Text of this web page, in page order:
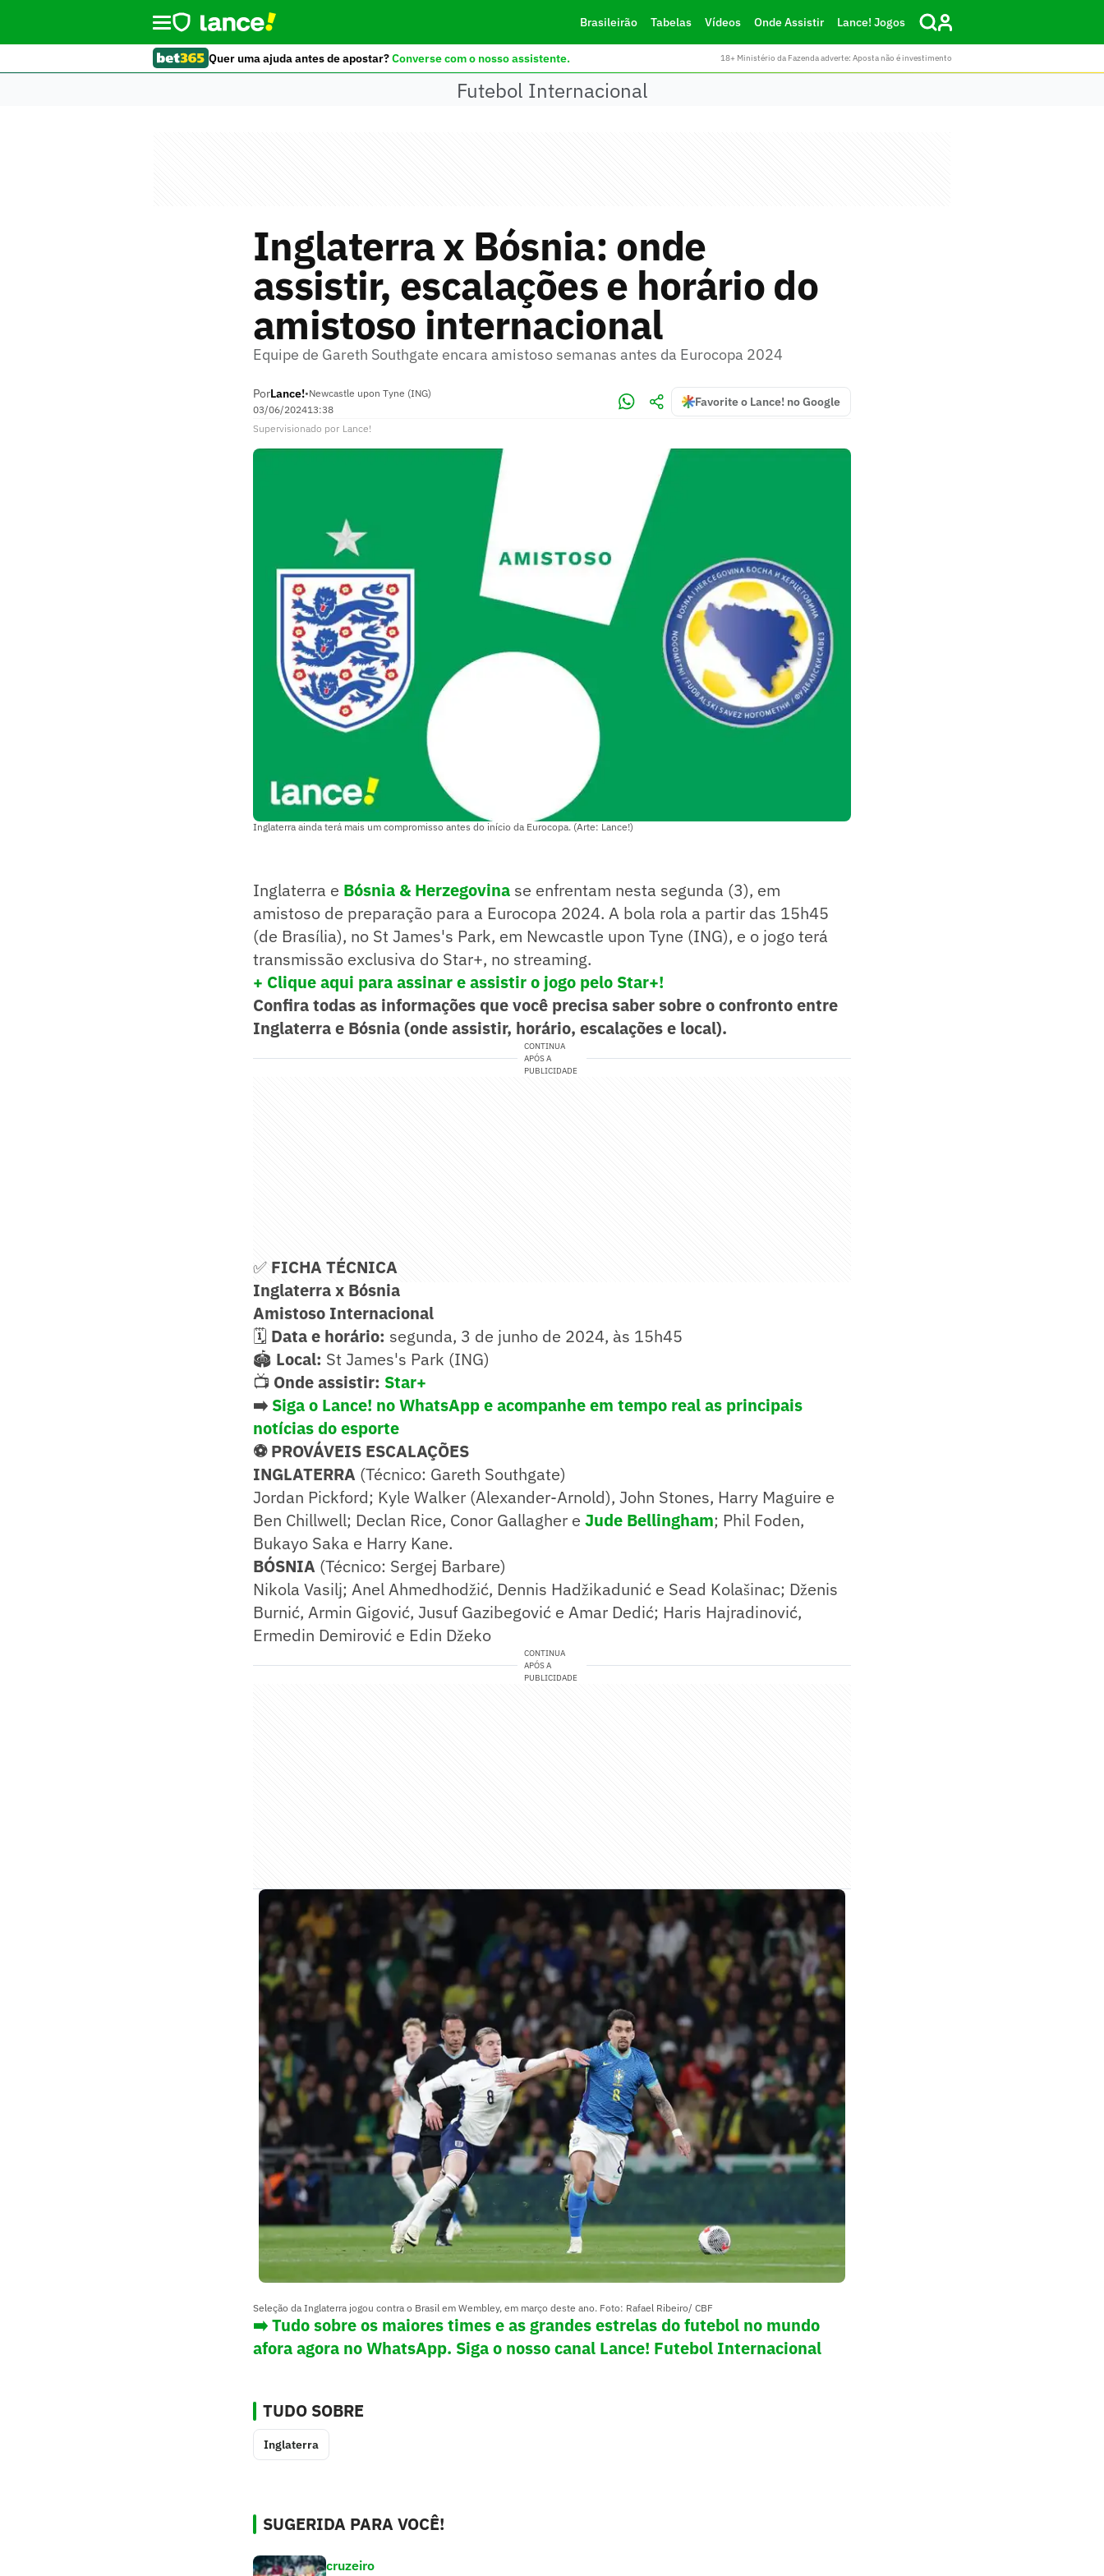
Brasileirão Tabelas Vídeos Onde Assistir Lance! Jogos
Quer uma ajuda antes de apostar?Converse com o nosso assistente. 18+ Ministério da Fazenda adverte: Aposta não é investimento
Futebol Internacional
Inglaterra x Bósnia: onde
assistir, escalações e horário do
amistoso internacional
Equipe de Gareth Southgate encara amistoso semanas antes da Eurocopa 2024
PorLance!•Newcastle upon Tyne (ING)
03/06/202413:38
Favorite o Lance! no Google
Supervisionado por Lance!
Inglaterra ainda terá mais um compromisso antes do início da Eurocopa. (Arte: Lance!)
Inglaterra e Bósnia & Herzegovina se enfrentam nesta segunda (3), em
amistoso de preparação para a Eurocopa 2024. A bola rola a partir das 15h45
(de Brasília), no St James's Park, em Newcastle upon Tyne (ING), e o jogo terá
transmissão exclusiva do Star+, no streaming.
+ Clique aqui para assinar e assistir o jogo pelo Star+!
Confira todas as informações que você precisa saber sobre o confronto entre
Inglaterra e Bósnia (onde assistir, horário, escalações e local).
CONTINUA
APÓS A
PUBLICIDADE
✅ FICHA TÉCNICA
Inglaterra x Bósnia
Amistoso Internacional
🗓️ Data e horário: segunda, 3 de junho de 2024, às 15h45
🏟️ Local: St James's Park (ING)
📺 Onde assistir: Star+
➡️ Siga o Lance! no WhatsApp e acompanhe em tempo real as principais
notícias do esporte
⚽ PROVÁVEIS ESCALAÇÕES
INGLATERRA (Técnico: Gareth Southgate)
Jordan Pickford; Kyle Walker (Alexander-Arnold), John Stones, Harry Maguire e
Ben Chillwell; Declan Rice, Conor Gallagher e Jude Bellingham; Phil Foden,
Bukayo Saka e Harry Kane.
BÓSNIA (Técnico: Sergej Barbare)
Nikola Vasilj; Anel Ahmedhodžić, Dennis Hadžik­adunić e Sead Kolašinac; Dženis
Burnić, Armin Gigović, Jusuf Gazibegović e Amar Dedić; Haris Hajrad­inović,
Ermedin Demirović e Edin Džeko
CONTINUA
APÓS A
PUBLICIDADE
Seleção da Inglaterra jogou contra o Brasil em Wembley, em março deste ano. Foto: Rafael Ribeiro/ CBF
➡️ Tudo sobre os maiores times e as grandes estrelas do futebol no mundo
afora agora no WhatsApp. Siga o nosso canal Lance! Futebol Internacional
TUDO SOBRE
Inglaterra
SUGERIDA PARA VOCÊ!
cruzeiro